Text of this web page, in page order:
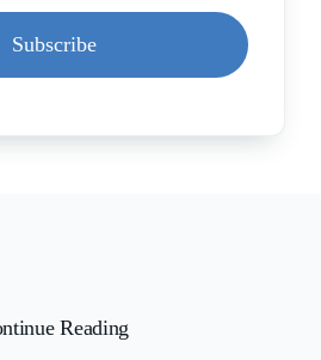
Subscribe
Reading